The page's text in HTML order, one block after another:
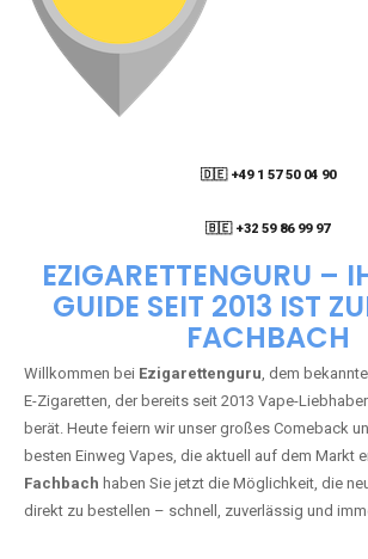
🇩🇪 +49 1 57 50 04 90
🇧🇪 +32 59 86 99 97
EZIGARETTENGURU –
GUIDE SEIT 2013 IST
FACHBACH
Willkommen bei Ezigarettenguru, dem
E-Zigaretten, der bereits seit 2013 Vape-
berät. Heute feiern wir unser großes Comeback
besten Einweg Vapes, die aktuell auf dem Markt
Fachbach haben Sie jetzt die Möglichkeit, die
direkt zu bestellen – schnell, zuverlässig und